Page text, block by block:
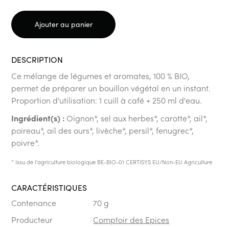
Ajouter au panier
DESCRIPTION
Ce mélange de légumes et aromates, 100 % BIO,
permet de préparer un bouillon végétal en un instant.
Proportion d'utilisation: 1 cuill à café + 250 ml d'eau.
Ingrédient(s) : Oignon*, sel aux herbes*, carotte*, ail*,
poireau*, ail des ours*, livèche*, persil*, fenugrec*,
poivre*.
* Issu de l'agriculture biologique BE-BIO-01 CERTISYS EU/Non-EU Agriculture
CARACTÉRISTIQUES
Contenance
70 g
Producteur
Comptoir des Epices